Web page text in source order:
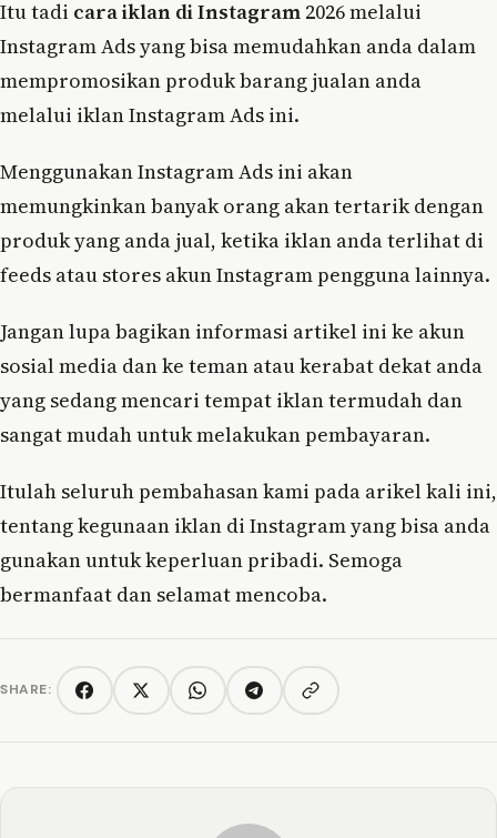
Itu tadi cara iklan di Instagram 2026 melalui
Instagram Ads yang bisa memudahkan anda dalam
mempromosikan produk barang jualan anda
melalui iklan Instagram Ads ini.
Menggunakan Instagram Ads ini akan
memungkinkan banyak orang akan tertarik dengan
produk yang anda jual, ketika iklan anda terlihat di
feeds atau stores akun Instagram pengguna lainnya.
Jangan lupa bagikan informasi artikel ini ke akun
sosial media dan ke teman atau kerabat dekat anda
yang sedang mencari tempat iklan termudah dan
sangat mudah untuk melakukan pembayaran.
Itulah seluruh pembahasan kami pada arikel kali ini,
tentang kegunaan iklan di Instagram yang bisa anda
gunakan untuk keperluan pribadi. Semoga
bermanfaat dan selamat mencoba.
SHARE: FacebookTwitter/XWhatsAppTelegramCopy link